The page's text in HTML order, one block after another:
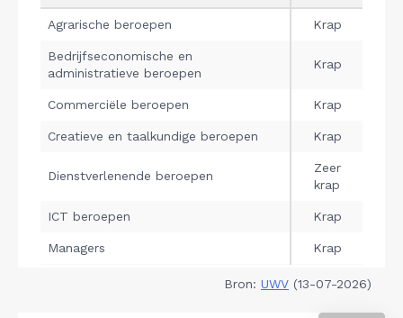
Bron: UWV (13-07-2026)